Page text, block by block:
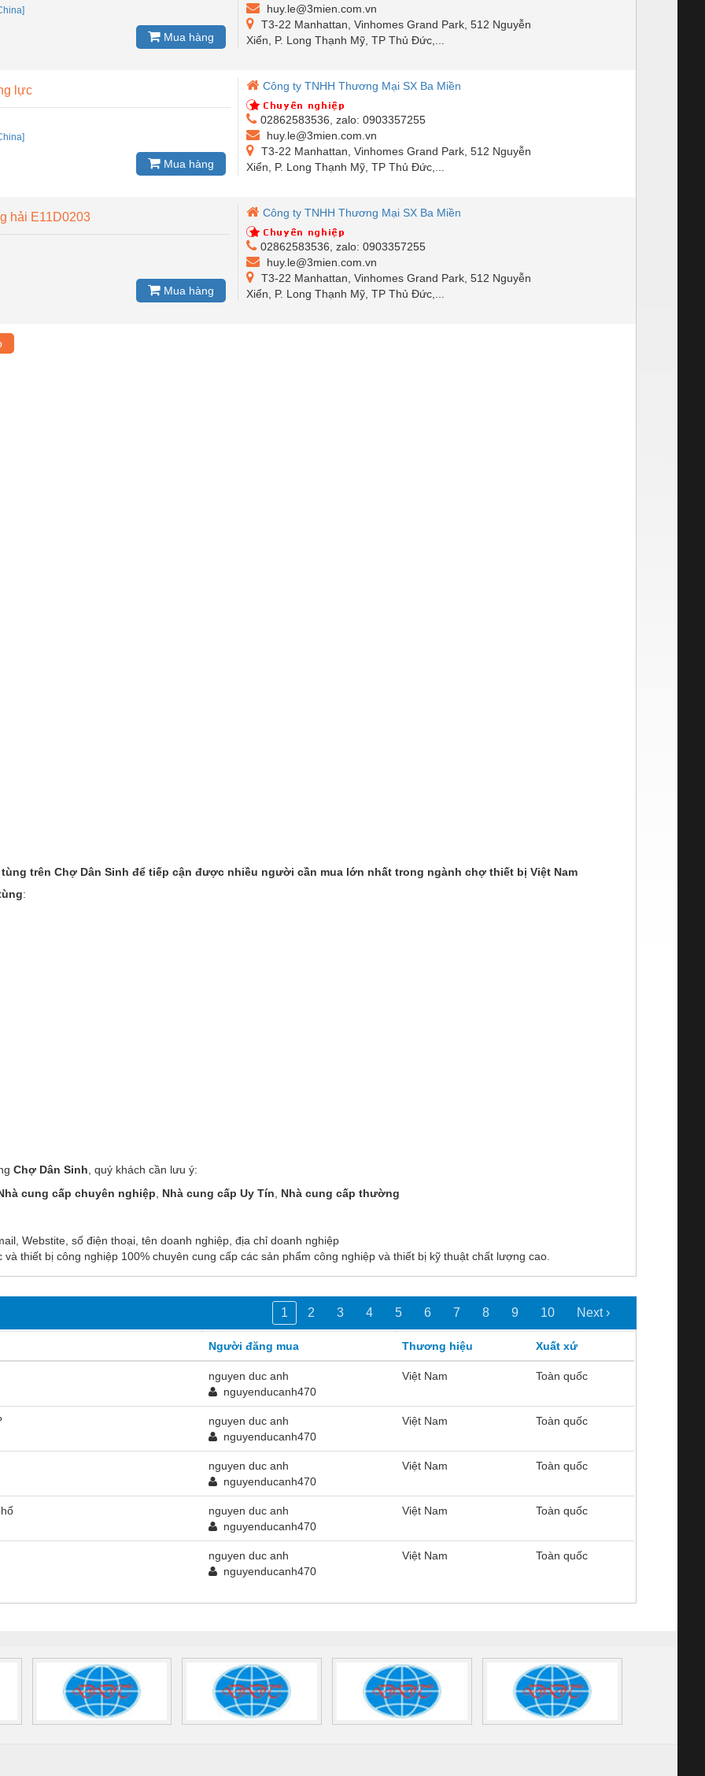
Mua hàng
huy.le@3mien.com.vn
T3-22 Manhattan, Vinhomes Grand Park, 512 Nguyễn
Xiển, P. Long Thạnh Mỹ, TP Thủ Đức,...
lực
Mua hàng
Công ty TNHH Thương Mại SX Ba Miền
02862583536, zalo: 0903357255
huy.le@3mien.com.vn
T3-22 Manhattan, Vinhomes Grand Park, 512 Nguyễn
Xiển, P. Long Thạnh Mỹ, TP Thủ Đức,...
hải E11D0203
Mua hàng
Công ty TNHH Thương Mại SX Ba Miền
02862583536, zalo: 0903357255
huy.le@3mien.com.vn
T3-22 Manhattan, Vinhomes Grand Park, 512 Nguyễn
Xiển, P. Long Thạnh Mỹ, TP Thủ Đức,...
trên Chợ Dân Sinh để tiếp cận được nhiều người cần mua lớn nhất trong ngành chợ thiết bị Việt Nam
:
Chợ Dân Sinh , quý khách cần lưu ý:
cung cấp chuyên nghiệp Nhà cung cấp Uy Tín
Nhà cung cấp thường
Webstite, số điện thoại, tên doanh nghiệp, địa chỉ doanh nghiệp
thiết bị công nghiệp 100% chuyên cung cấp các sản phẩm công nghiệp và thiết bị kỹ thuật chất lượng cao.
1 2 3 4 5 6 7 8 9 10 Next ›
Người đăng mua Thương hiệu Xuất xứ
nguyen duc anh
nguyenducanh470
Việt Nam Toàn quốc
nguyen duc anh
nguyenducanh470
Việt Nam Toàn quốc
nguyen duc anh
nguyenducanh470
Việt Nam Toàn quốc
nguyen duc anh
nguyenducanh470
Việt Nam Toàn quốc
nguyen duc anh
nguyenducanh470
Việt Nam Toàn quốc